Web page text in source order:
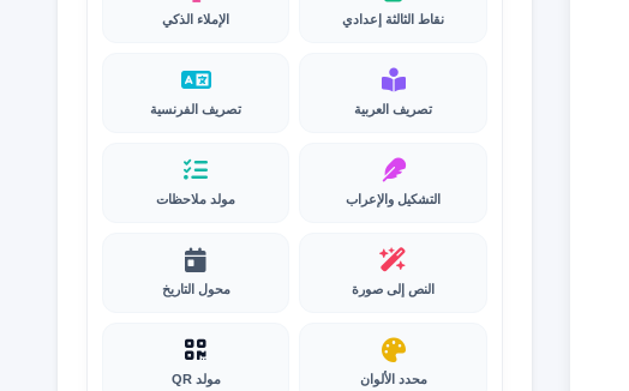
نقاط الثالثة إعدادي الإملاء الذكي
تصريف العربية تصريف الفرنسية
التشكيل والإعراب مولد ملاحظات
النص إلى صورة محول التاريخ
محدد الألوان مولد QR